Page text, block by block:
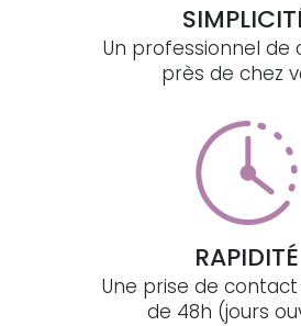
Un professionnel de
près de chez
RAPIDITÉ
Une prise de
de 48h (jours